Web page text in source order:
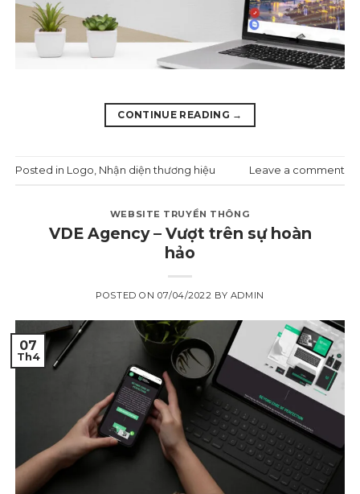
CONTINUE READING →
Posted in Logo Nhận diện thương hiệu Leave a comment
WEBSITE TRUYỀN THÔNG
VDE Agency – Vượt trên sự hoàn
hảo
POSTED ON 07/04/2022 BY ADMIN
07
Th4